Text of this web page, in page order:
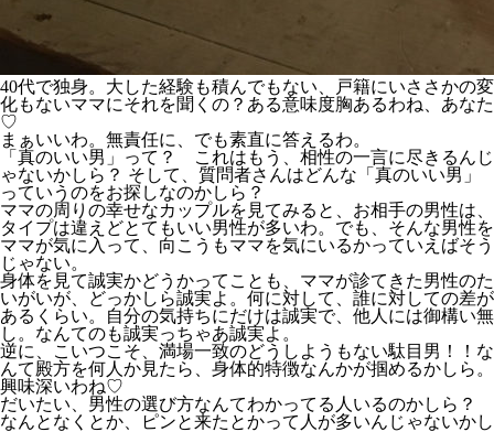
40代で独身。大した経験も積んでもない、戸籍にいささかの変
化もないママにそれを聞くの？ある意味度胸あるわね、あなた
♡
まぁいいわ。無責任に、でも素直に答えるわ。
「真のいい男」って？ これはもう、相性の一言に尽きるんじ
ゃないかしら？ そして、質問者さんはどんな「真のいい男」
っていうのをお探しなのかしら？
ママの周りの幸せなカップルを見てみると、お相手の男性は、
タイプは違えどとてもいい男性が多いわ。でも、そんな男性を
ママが気に入って、向こうもママを気にいるかっていえばそう
じゃない。
身体を見て誠実かどうかってことも、ママが診てきた男性のた
いがいが、どっかしら誠実よ。何に対して、誰に対しての差が
あるくらい。自分の気持ちにだけは誠実で、他人には御構い無
し。なんてのも誠実っちゃあ誠実よ。
逆に、こいつこそ、満場一致のどうしようもない駄目男！！な
んて殿方を何人か見たら、身体的特徴なんかが掴めるかしら。
興味深いわね♡
だいたい、男性の選び方なんてわかってる人いるのかしら？
なんとなくとか、ピンと来たとかって人が多いんじゃないかし